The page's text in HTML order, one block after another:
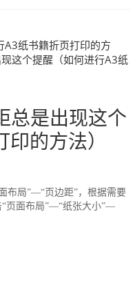
纸书籍折页打印的方
这个提醒（如何进行A3纸
总是出现这个
的方法）
布局”—“页边距”，根据需要
“页面布局”—“纸张大小”—